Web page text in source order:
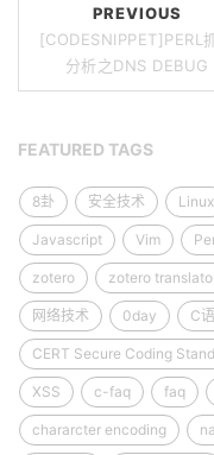
PREVIOUS
[CODESNIPPET]PERL
分析之DNS DEBUG
FEATURED TAGS
8卦 安全技术 Linux
Javascript Vim
zotero zotero
网络技术 0day C
CERT Secure Coding
XSS c-faq faq
chararcter encoding